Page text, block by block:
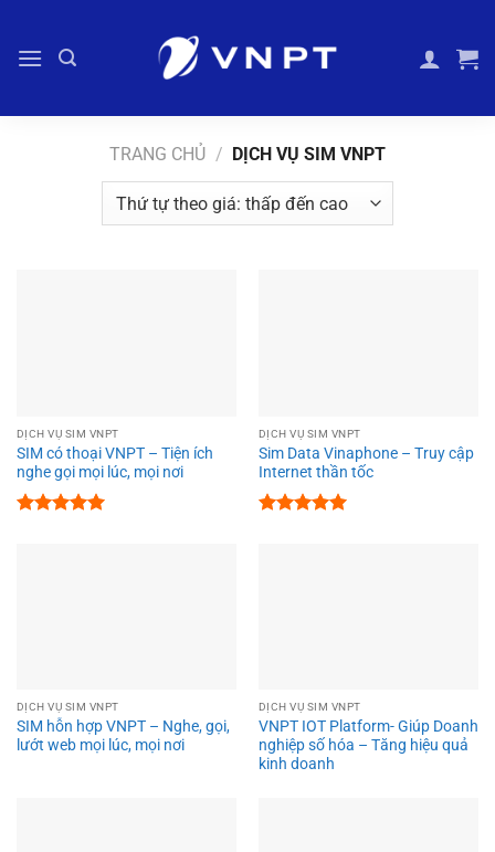
nội
TRANG CHỦ / DỊCH VỤ SIM VNPT
DỊCH VỤ SIM VNPT
SIM có thoại VNPT – Tiện ích
nghe gọi mọi lúc, mọi nơi
DỊCH VỤ SIM VNPT
Sim Data Vinaphone – Truy cập
Internet thần tốc
DỊCH VỤ SIM VNPT
SIM hỗn hợp VNPT – Nghe, gọi,
lướt web mọi lúc, mọi nơi
DỊCH VỤ SIM VNPT
VNPT IOT Platform- Giúp Doanh
nghiệp số hóa – Tăng hiệu quả
kinh doanh